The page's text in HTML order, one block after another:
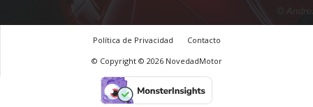
Política de Privacidad
Contacto
© Copyright © 2026 NovedadMotor